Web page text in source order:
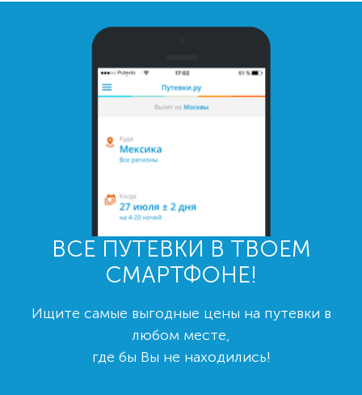
ВСЕ ПУТЕВКИ В ТВОЕМ
СМАРТФОНЕ!
Ищите самые выгодные цены на путевки в
любом месте,
где бы Вы не находились!